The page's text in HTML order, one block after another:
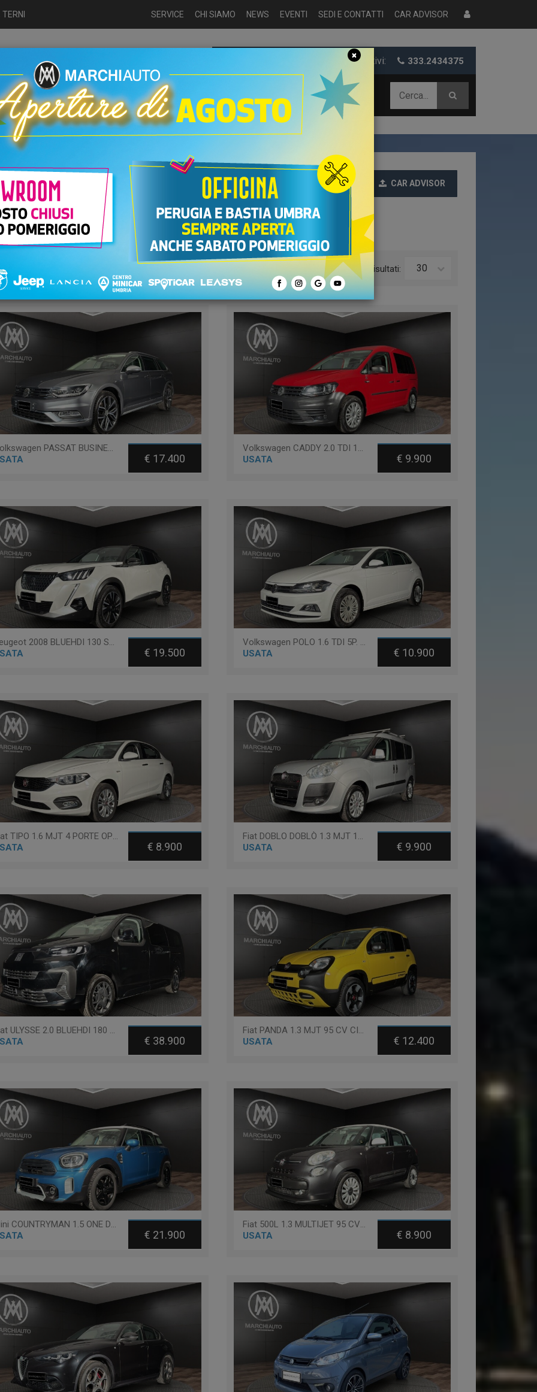
SERVICE CHI SIAMO NEWS EVENTI SEDI E CONTATTI CAR ADVISOR
Chiamaci per informazioni e preventivi: 333.2434375
USATO NUOVO NOLEGGIO USATO AZIENDALE
CAR ADVISOR
DIESEL USATE
- 30 di 32 Risultati: 30
Volkswagen PASSAT BUSINESS ALLTRACK 2.0 TDI 190 CV 4MOTION DSG EXEC.
€ 17.400
Volkswagen CADDY 2.0 TDI 102 CV TRENDLINE
USATA
€ 9.900
Peugeot 2008 BLUEHDI 130 S&S EAT8 GT PACK
€ 19.500
Volkswagen POLO 1.6 TDI 5P. TRENDLINE BLUEMOTION TECHNOLOGY
USATA
€ 10.900
Fiat TIPO 1.6 MJT 4 PORTE OPENING EDITION
€ 8.900
Fiat DOBLO DOBLÒ 1.3 MJT 16V DYNAMIC
USATA
€ 9.900
Fiat ULYSSE 2.0 BLUEHDI 180 CV AT8 L3 - 9 POSTI
€ 38.900
Fiat PANDA 1.3 MJT 95 CV CITY CROSS
USATA
€ 12.400
Mini COUNTRYMAN 1.5 ONE D NORTHWOOD EDITION COUNTRYMAN
€ 21.900
Fiat 500L 1.3 MULTIJET 95 CV POP STAR
USATA
€ 8.900
×